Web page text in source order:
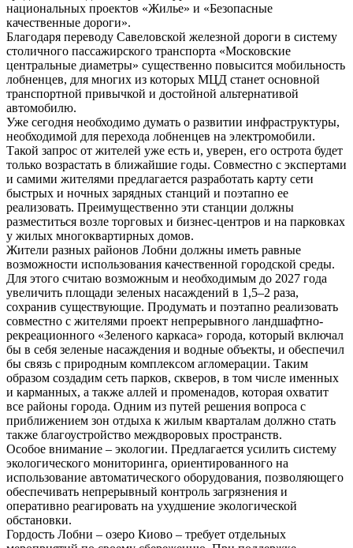
национальных проектов «Жилье» и «Безопасные
качественные дороги».
Благодаря переводу Савеловской железной дороги в систему
столичного пассажирского транспорта «Московские
центральные диаметры» существенно повысится мобильность
лобненцев, для многих из которых МЦД станет основной
транспортной привычкой и достойной альтернативой
автомобилю.
Уже сегодня необходимо думать о развитии инфраструктуры,
необходимой для перехода лобненцев на электромобили.
Такой запрос от жителей уже есть и, уверен, его острота будет
только возрастать в ближайшие годы. Совместно с экспертами
и самими жителями предлагается разработать карту сети
быстрых и ночных зарядных станций и поэтапно ее
реализовать. Преимущественно эти станции должны
разместиться возле торговых и бизнес-центров и на парковках
у жилых многоквартирных домов.
Жители разных районов Лобни должны иметь равные
возможности использования качественной городской среды.
Для этого считаю возможным и необходимым до 2027 года
увеличить площади зеленых насаждений в 1,5–2 раза,
сохранив существующие. Продумать и поэтапно реализовать
совместно с жителями проект непрерывного ландшафтно-
рекреационного «Зеленого каркаса» города, который включал
бы в себя зеленые насаждения и водные объекты, и обеспечил
бы связь с природным комплексом агломерации. Таким
образом создадим сеть парков, скверов, в том числе именных
и карманных, а также аллей и променадов, которая охватит
все районы города. Одним из путей решения вопроса с
приближением зон отдыха к жилым кварталам должно стать
также благоустройство междворовых пространств.
Особое внимание – экологии. Предлагается усилить систему
экологического мониторинга, ориентированного на
использование автоматического оборудования, позволяющего
обеспечивать непрерывный контроль загрязнения и
оперативно реагировать на ухудшение экологической
обстановки.
Гордость Лобни – озеро Киово – требует отдельных